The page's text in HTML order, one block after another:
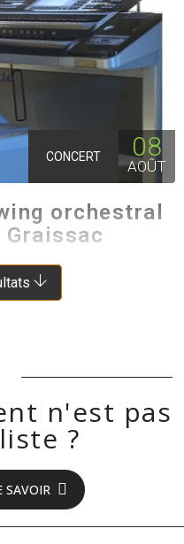
CONCERT 08
AOÛT
orchestral
n'est pas
?
SAVOIR